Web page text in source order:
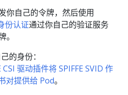
你自己的令牌，然后使用
份认证通过你自己的验证服务
。
的身份：
CSI 驱动插件将 SPIFFE SVID 作
对提供给 Pod。